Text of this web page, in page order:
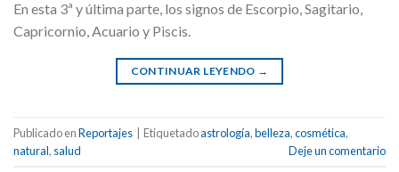
En esta 3ª y última parte, los signos de Escorpio, Sagitario,
Capricornio, Acuario y Piscis.
CONTINUAR LEYENDO →
Publicado enReportajes Etiquetadoastrología,belleza,cosmética,
natural, salud Deje un comentario